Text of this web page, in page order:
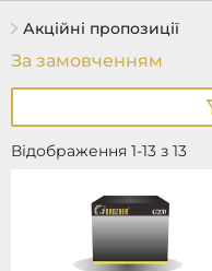
Акційні пропозиції
Відображення 1-13 з 13